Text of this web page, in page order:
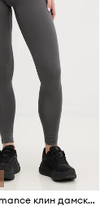
adidas Performance клин дамски